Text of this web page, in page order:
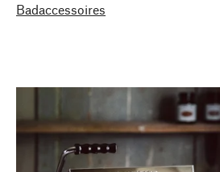
Badaccessoires